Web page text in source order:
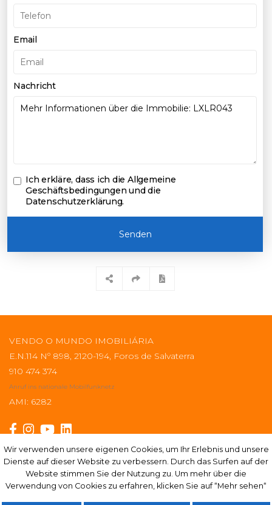
Wir verwenden unsere eigenen Cookies, um Ihr Erlebnis und unsere
Dienste auf dieser Website zu verbessern. Durch das Surfen auf der
Website stimmen Sie der Nutzung zu. Um mehr über die
Verwendung von Cookies zu erfahren, klicken Sie auf “Mehr sehen“
Email
Nachricht
Ich erkläre, dass ich dieAllgemeine
Geschäftsbedingungen und die
Datenschutzerklärung.
Senden
VENDO O MUNDO IMOBILIÁRIA
E.N.114 Nº 898, 2120-194, Foros de Salvaterra
910 474 374
Anruf ins nationale Mobilfunknetz
AMI: 6282
Abonnieren
Wir verwenden unsere eigenen Cookies, um Ihr Erlebnis und unsere
Dienste auf dieser Website zu verbessern. Durch das Surfen auf der
Website stimmen Sie der Nutzung zu. Um mehr über die
Verwendung von Cookies zu erfahren, klicken Sie auf “Mehr sehen“